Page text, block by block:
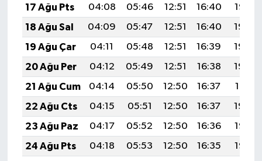
17 Ağu Pts
04:08 05:46 12:51 16:40
19:47
18 Ağu Sal
04:09 05:47 12:51 16:40
19:46
19 Ağu Çar
04:11 05:48 12:51 16:39
19:44
20 Ağu Per
04:12 05:49 12:51 16:38
19:43
21 Ağu Cum
04:14 05:50 12:50 16:37
19:41
22 Ağu Cts
04:15 05:51 12:50 16:37
19:40
23 Ağu Paz
04:17 05:52 12:50 16:36
19:38
24 Ağu Pts
04:18 05:53 12:50 16:35
19:37